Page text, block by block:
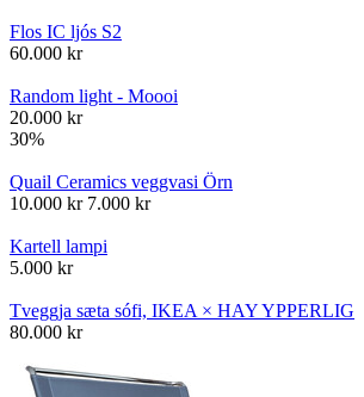
Flos IC ljós S2
60.000 kr
Random light - Moooi
20.000 kr
30%
Quail Ceramics veggvasi Örn
10.000 kr 7.000 kr
Kartell lampi
5.000 kr
Tveggja sæta sófi, IKEA × HAY YPPERLIG
80.000 kr